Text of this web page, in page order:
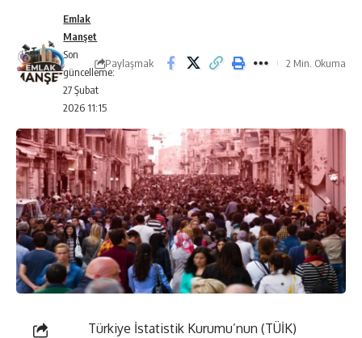
Son
güncelleme:
27 Şubat
2026 11:15
Emlak
Manşet
Paylaşmak 2 Min. Okuma
Türkiye İstatistik Kurumu’nun (TÜİK)